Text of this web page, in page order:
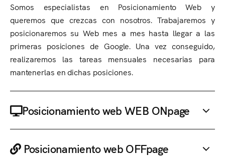
Somos especialistas en Posicionamiento Web y
queremos que crezcas con nosotros. Trabajaremos y
posicionaremos su Web mes a mes hasta llegar a las
primeras posiciones de Google. Una vez conseguido,
realizaremos las tareas mensuales necesarias para
mantenerlas en dichas posiciones.
Posicionamiento web WEB ONpage
Posicionamiento web OFFpage